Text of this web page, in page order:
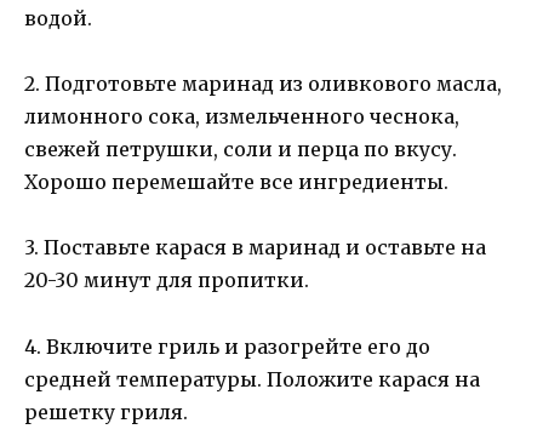
водой.
2. Подготовьте маринад из оливкового масла,
лимонного сока, измельченного чеснока,
свежей петрушки, соли и перца по вкусу.
Хорошо перемешайте все ингредиенты.
3. Поставьте карася в маринад и оставьте на
20-30 минут для пропитки.
4. Включите гриль и разогрейте его до
средней температуры. Положите карася на
решетку гриля.